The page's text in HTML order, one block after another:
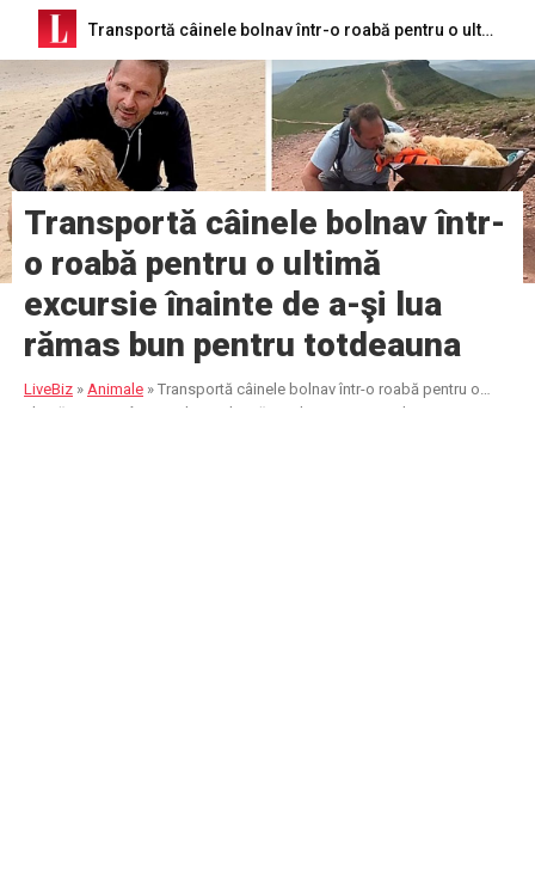
Transportă câinele bolnav într-o roabă pentru o ultimă excursie înainte de a-şi lua rămas bun pentru totdeauna
Transportă câinele bolnav într-
o roabă pentru o ultimă
excursie înainte de a-şi lua
rămas bun pentru totdeauna
LiveBiz » Animale » Transportă câinele bolnav într-o roabă pentru o
ultimă excursie înainte de a-şi lua rămas bun pentru totdeauna